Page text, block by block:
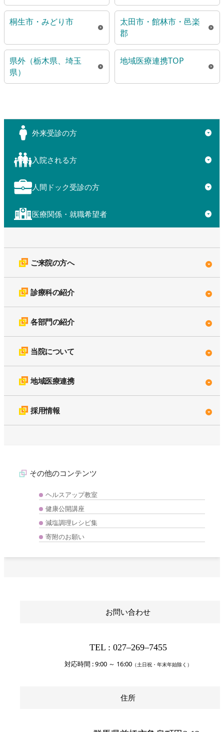
桐生市・みどり市
太田市・館林市・邑楽
郡
県外（栃木県、埼玉
県）
地域医療連携TOP
外来受診の方 ▼
入院される方 ▼
人間ドック受診の方 ▼
医療関係・就職希望者 ▼
ご来院の方へ
診療科の紹介
各部門の紹介
当院について
地域医療連携
採用情報
その他のコンテンツ
ヘルスアップ教室
健康公開講座
減塩調理レシピ集
寄附のお願い
お問い合わせ
TEL : 027‒269‒7455
対応時間 : 9:00 ～ 16:00（土日祝・年末年始除く）
住所